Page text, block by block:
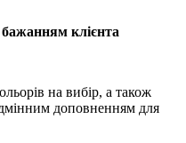
бажанням клієнта
на вибір, а також
доповненням для